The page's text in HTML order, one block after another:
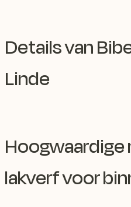
Details van
Linde
lakverf voor